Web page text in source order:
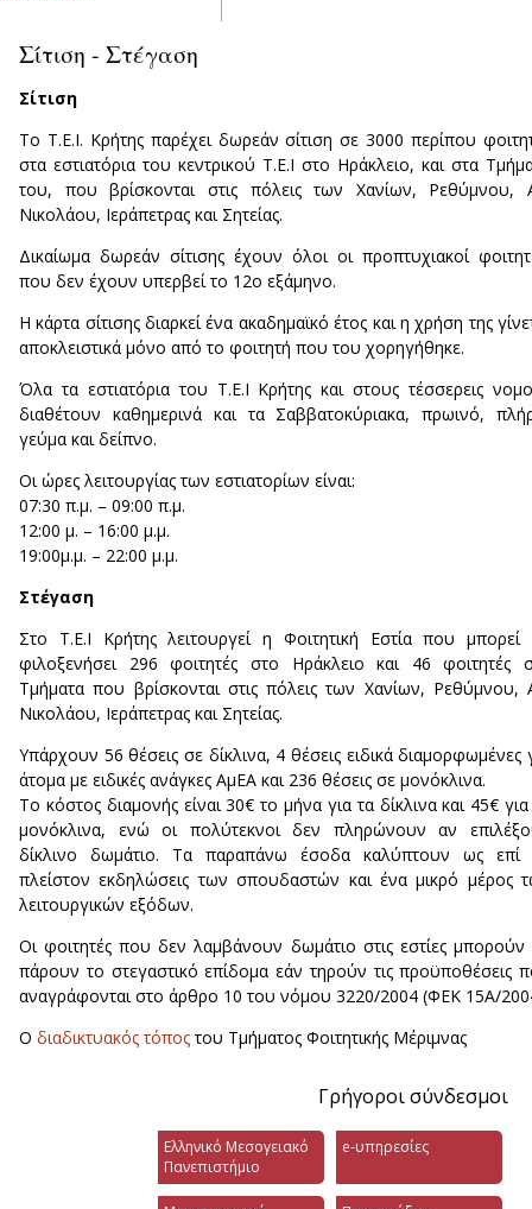
Σίτιση - Στέγαση
Σίτιση
Το Τ.Ε.Ι. Κρήτης παρέχει δωρεάν σίτιση σε 3000 περίπου
στα εστιατόρια του κεντρικού Τ.Ε.Ι στο Ηράκλειο, και στα
του, που βρίσκονται στις πόλεις των Χανίων, Ρεθύμνου,
Νικολάου, Ιεράπετρας και Σητείας.
Δικαίωμα δωρεάν σίτισης έχουν όλοι οι προπτυχιακοί
που δεν έχουν υπερβεί το 12ο εξάμηνο.
Η κάρτα σίτισης διαρκεί ένα ακαδημαϊκό έτος και η χρήση της
αποκλειστικά μόνο από το φοιτητή που του χορηγήθηκε.
Όλα τα εστιατόρια του Τ.Ε.Ι Κρήτης και στους τέσσερεις
διαθέτουν καθημερινά και τα Σαββατοκύριακα, πρωινό,
γεύμα και δείπνο.
Οι ώρες λειτουργίας των εστιατορίων είναι:
07:30 π.μ. – 09:00 π.μ.
12:00 μ. – 16:00 μ.μ.
19:00μ.μ. – 22:00 μ.μ.
Στέγαση
Στο Τ.Ε.Ι Κρήτης λειτουργεί η Φοιτητική Εστία που μπορεί
φιλοξενήσει 296 φοιτητές στο Ηράκλειο και 46 φοιτητές
Τμήματα που βρίσκονται στις πόλεις των Χανίων, Ρεθύμνου,
Νικολάου, Ιεράπετρας και Σητείας.
Υπάρχουν 56 θέσεις σε δίκλινα, 4 θέσεις ειδικά διαμορφωμένες
άτομα με ειδικές ανάγκες ΑμΕΑ και 236 θέσεις σε μονόκλινα.
Το κόστος διαμονής είναι 30€ το μήνα για τα δίκλινα και 45€
μονόκλινα, ενώ οι πολύτεκνοι δεν πληρώνουν αν
δίκλινο δωμάτιο. Τα παραπάνω έσοδα καλύπτουν ως επί
πλείστον εκδηλώσεις των σπουδαστών και ένα μικρό μέρος
λειτουργικών εξόδων.
Οι φοιτητές που δεν λαμβάνουν δωμάτιο στις εστίες μπορούν
πάρουν το στεγαστικό επίδομα εάν τηρούν τις προϋποθέσεις
αναγράφονται στο άρθρο 10 του νόμου 3220/2004 (ΦΕΚ 15Α/
Ο διαδικτυακός τόποςτου Τμήματος Φοιτητικής Μέριμνας
Γρήγοροι σύνδεσμοι
Ελληνικό Μεσογειακό
Πανεπιστήμιο
e-υπηρεσίες